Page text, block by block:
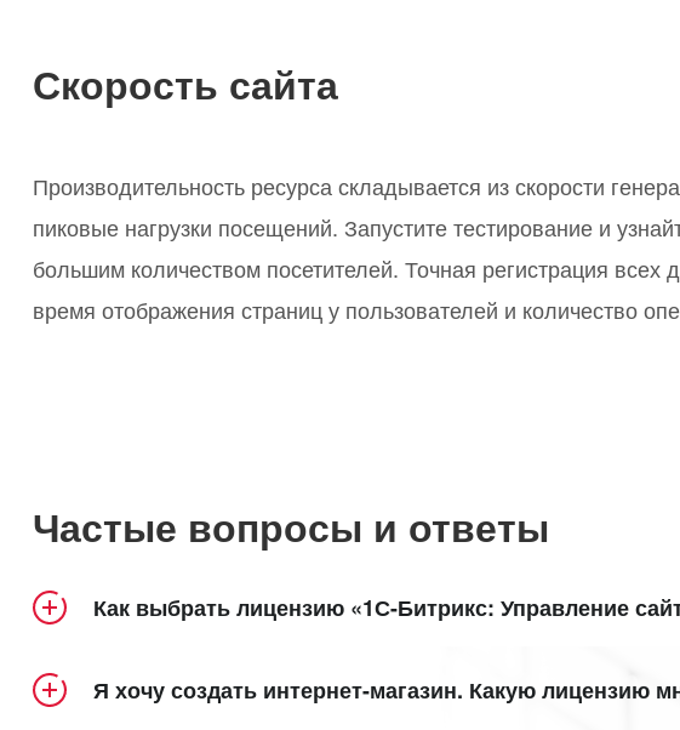
Скорость сайта
Производительность ресурса складывается из скорости
пиковые нагрузки посещений. Запустите тестирование и
большим количеством посетителей. Точная регистрация всех
время отображения страниц у пользователей и количество
Частые вопросы и ответы
Как выбрать лицензию «1С-Битрикс: Управление
Продукт «1С-Битрикс: Управление сайтом» включает 5
Я хочу создать интернет-магазин. Какую лицензию